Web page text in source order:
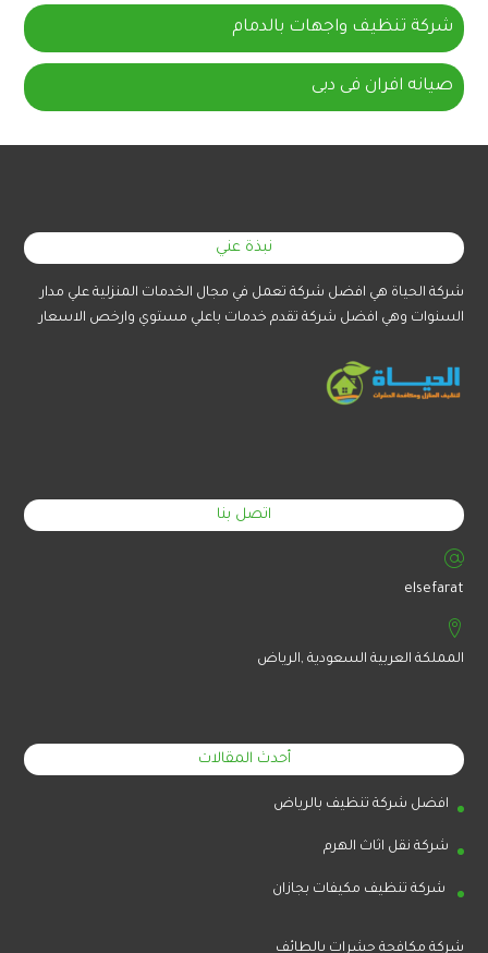
شركة تنظيف واجهات بالدمام
صيانه افران فى دبى
نبذة عني
شركة الحياة هي افضل شركة تعمل في مجال الخدمات المنزلية علي مدار
السنوات وهي افضل شركة تقدم خدمات باعلي مستوي وارخص الاسعار
اتصل بنا
elsefarat
المملكة العربية السعودية ,الرياض
أحدث المقالات
افضل شركة تنظيف بالرياض
شركة نقل اثاث الهرم
شركة تنظيف مكيفات بجازان
شركة مكافحة حشرات بالطائف